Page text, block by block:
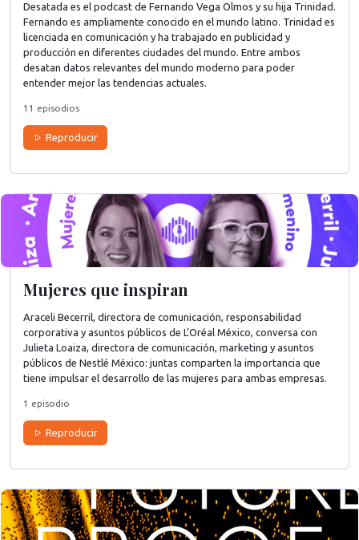
Desatada es el podcast de Fernando Vega Olmos y su hija Trinidad.
Fernando es ampliamente conocido en el mundo latino. Trinidad es
licenciada en comunicación y ha trabajado en publicidad y
producción en diferentes ciudades del mundo. Entre ambos
desatan datos relevantes del mundo moderno para poder
entender mejor las tendencias actuales.
11 episodios
Reproducir
Mujeres que inspiran
Araceli Becerril, directora de comunicación, responsabilidad
corporativa y asuntos públicos de L’Oréal México, conversa con
Julieta Loaiza, directora de comunicación, marketing y asuntos
públicos de Nestlé México: juntas comparten la importancia que
tiene impulsar el desarrollo de las mujeres para ambas empresas.
1 episodio
Reproducir